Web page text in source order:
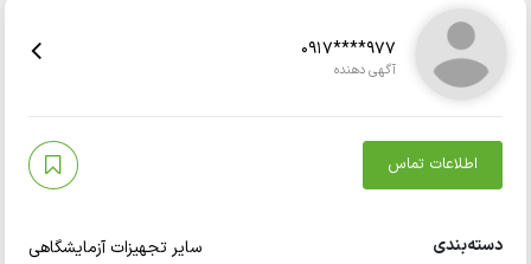
0917****977
آگهی دهنده
اطلاعات تماس
دسته‌بندی سایر تجهیزات آزمایشگاهی